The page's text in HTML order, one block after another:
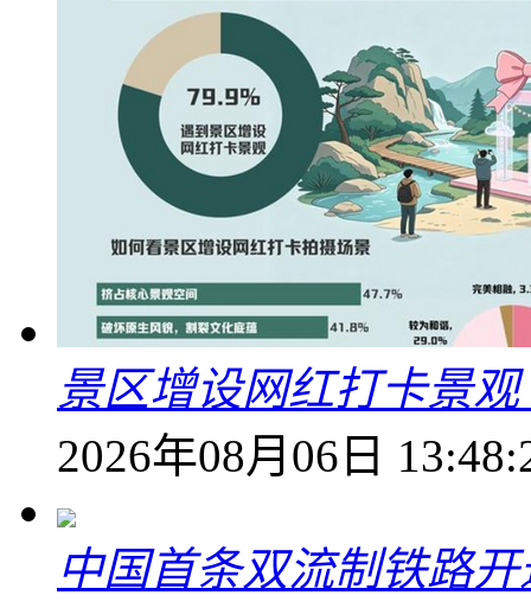
景区增设网红打卡景
2026年08月06日
中国首条双流制铁路